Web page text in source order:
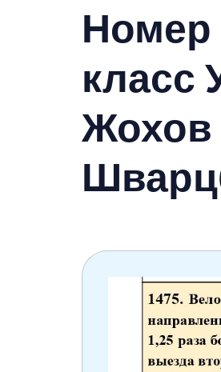
2 класс
4 класс
5 класс
7 класс
9 класс
10 класс
Номер
класс
Жохов